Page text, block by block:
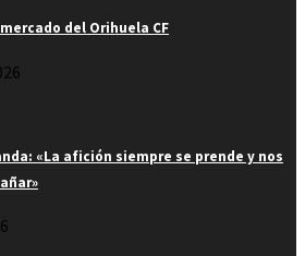
del Orihuela CF
«La afición siempre se prende y nos